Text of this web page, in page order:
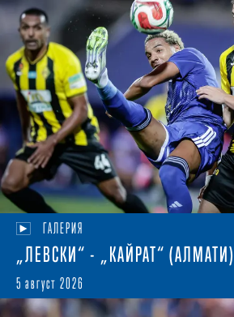
ГАЛЕРИЯ
„ЛЕВСКИ“ - „КАЙРАТ“ (АЛМАТИ)
5 август 2026